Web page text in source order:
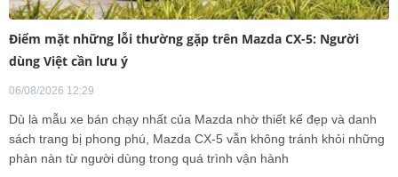
Điểm mặt những lỗi thường gặp trên Mazda CX-5: Người
dùng Việt cần lưu ý
06/08/2026 12:29
Dù là mẫu xe bán chạy nhất của Mazda nhờ thiết kế đẹp và danh
sách trang bị phong phú, Mazda CX-5 vẫn không tránh khỏi những
phàn nàn từ người dùng trong quá trình vận hành